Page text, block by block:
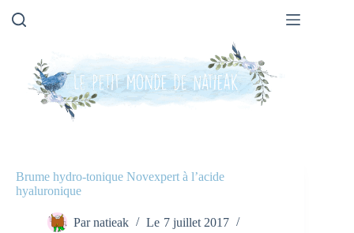
Brume hydro-tonique Novexpert à l’acide
hyaluronique
Par natieak Le 7 juillet 2017